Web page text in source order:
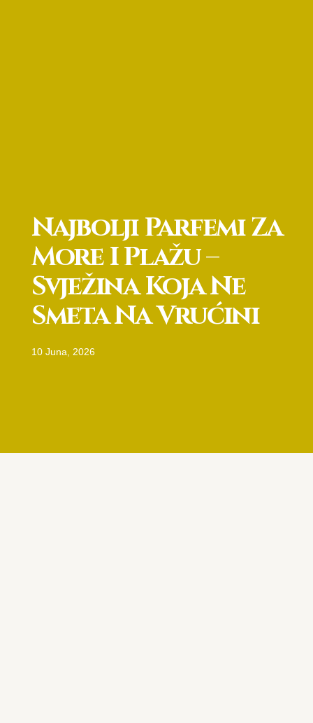
Najbolji Parfemi Za
More I Plažu –
Svježina Koja Ne
Smeta Na Vrućini
10 Juna, 2026